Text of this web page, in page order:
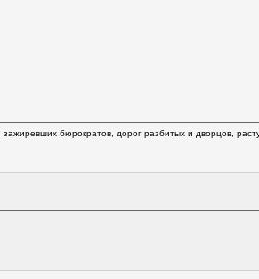
бюрократов, дорог разбитых и дворцов,